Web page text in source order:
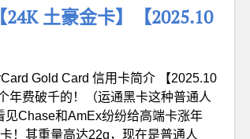
土豪金卡】【2025.10
Gold Card 信用卡简介 【2025.10
年费破千的！（运通黑卡这种普通人
Chase和AmEx纷纷给高端卡涨年
！其重量高达22g，现在是普通人